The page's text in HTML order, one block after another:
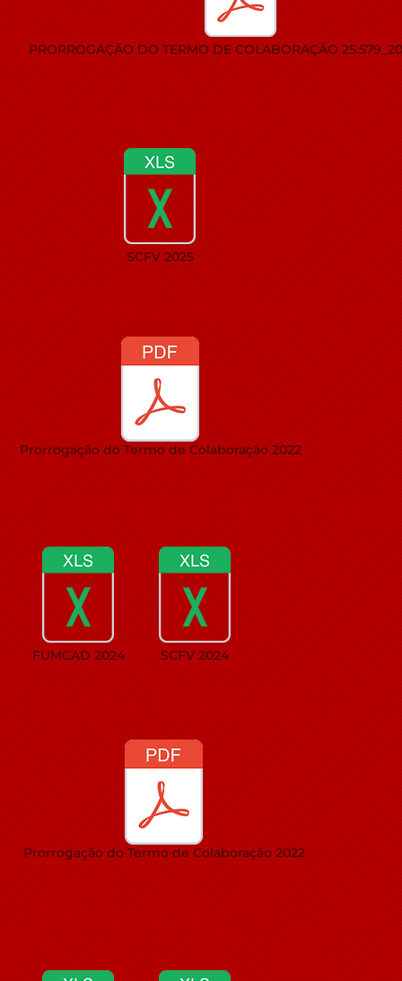
PRORROGAÇÃO DO TERMO DE COLABORAÇÃO
Prestação de
SCFV 2025
Documentos 2024
Prorrogação do Termo de Colaboração 2022
Prestação de
FUMCAD 2024 SCFV 2024
Documentos 2023
Prorrogação do Termo de Colaboração 2022
Prestação de